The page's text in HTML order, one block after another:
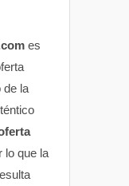
es
de la
lo que la